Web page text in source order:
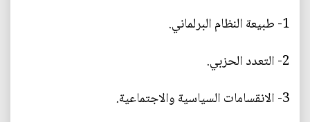
1- طبيعة النظام البرلماني.
2- التعدد الحزبي.
3- الانقسامات السياسية والاجتماعية.